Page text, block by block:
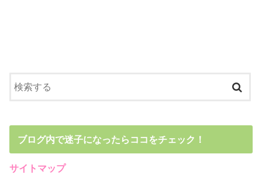
ブログ内で迷子になったらココをチェック！
サイトマップ